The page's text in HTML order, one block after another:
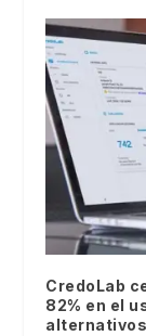
CredoLab
82% en el
alternativos